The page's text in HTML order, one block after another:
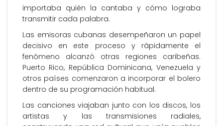
importaba quién la cantaba y cómo lograba
transmitir cada palabra.
Las emisoras cubanas desempeñaron un papel
decisivo en este proceso y rápidamente el
fenómeno alcanzó otras regiones caribeñas.
Puerto Rico, República Dominicana, Venezuela y
otros países comenzaron a incorporar el bolero
dentro de su programación habitual.
Las canciones viajaban junto con los discos, los
artistas y las transmisiones radiales,